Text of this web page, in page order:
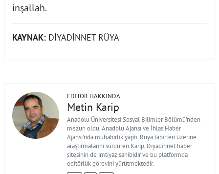
inşallah.
KAYNAK: DİYADİNNET RÜYA
EDITÖR HAKKINDA
Metin Karip
Anadolu Üniversitesi Sosyal Bilimler Bölümü'nden
mezun oldu. Anadolu Ajansı ve İhlas Haber
Ajansı'nda muhabirlik yaptı. Rüya tabirleri üzerine
araştırmalarını sürdüren Karip, Diyadinnet haber
sitesinin de imtiyaz sahibidir ve bu platformda
editörlük görevini yürütmektedir.